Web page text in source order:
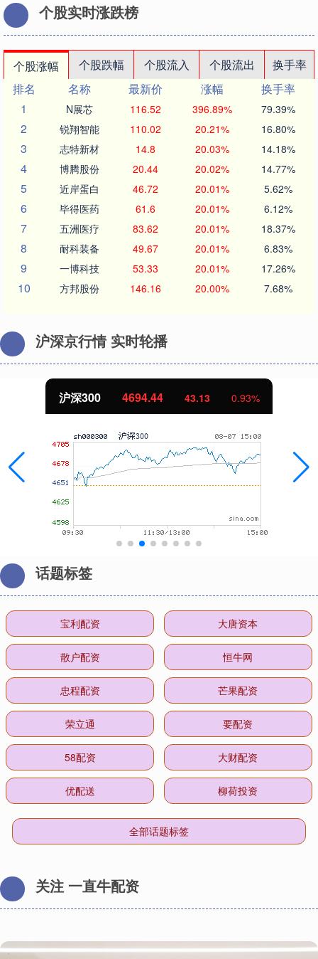
个股实时涨跌榜
个股涨幅 个股跌幅 个股流入 个股流出
换手率
排名
名称 最新价 涨幅
换手率
1
N展芯 116.52 396.89% 79.39%
2 锐翔智能 110.02 20.21% 16.80%
3 志特新材 14.8 20.03% 14.18%
4 博腾股份 20.44 20.02% 14.77%
5 近岸蛋白 46.72 20.01% 5.62%
6 毕得医药 61.6 20.01% 6.12%
7 五洲医疗 83.62 20.01% 18.37%
8 耐科装备 49.67 20.01% 6.83%
9 一博科技 53.33 20.01% 17.26%
10 方邦股份 146.16 20.00% 7.68%
沪深京行情 实时轮播
沪深300 4694.44 43.13 0.93%
话题标签
宝利配资 大唐资本
散户配资 恒牛网
忠程配资 芒果配资
荣立通 要配资
58配资 大财配资
优配送 柳荷投资
全部话题标签
关注 一直牛配资